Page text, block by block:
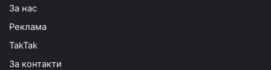
За нас
Реклама
TakTak
За контакти